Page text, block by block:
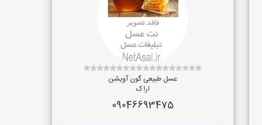
عسل طبیعی گون آویشن
اراک
09046693475